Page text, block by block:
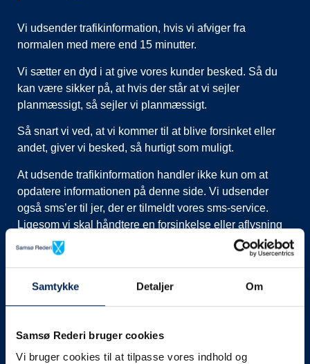
Samtykke Detaljer Om
Samsø Rederi bruger cookies
Vi bruger cookies til at tilpasse vores indhold og
Vi udsender trafikinformation, hvis vi afviger fra
normalen med mere end 15 minutter.
Vi sætter en dyd i at give vores kunder besked. Så du
kan være sikker på, at hvis der står at vi sejler
planmæssigt, så sejler vi planmæssigt.
Så snart vi ved, at vi kommer til at blive forsinket eller
andet, giver vi besked, så hurtigt som muligt.
At udsende trafikinformation handler ikke kun om at
opdatere informationen på denne side. Vi udsender
også sms’er til jer, der er tilmeldt vores sms-service.
Ligesom vi skal håndtere en forsinkelse eller aflysning
ved at lukke afgange i vores system, evt. flytte kunder til
nye afgange, ringe til vognmænd der skal have flyttet
her på siden og ikke ringe eller skrive til os, da vi ikke
har mere at fortælle end I kan læse her.